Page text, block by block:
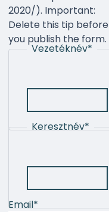
2020/). Important:
Delete this tip before
you publish the form.
Vezetéknév*
Keresztnév*
Email*